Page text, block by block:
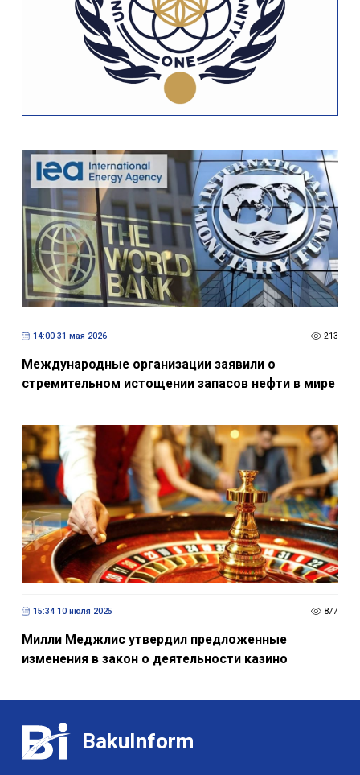
14:00 31 мая 2026 213
Международные организации заявили о
стремительном истощении запасов нефти в мире
15:34 10 июля 2025 877
Милли Меджлис утвердил предложенные
изменения в закон о деятельности казино
BakuInform